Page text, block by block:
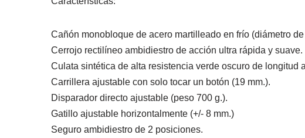
Cañón monobloque de acero martilleado en frío (diámetro
Cerrojo rectilíneo ambidiestro de acción ultra rápida y suave.
Culata sintética de alta resistencia verde oscuro de longitud
Carrillera ajustable con solo tocar un botón (19 mm.).
Disparador directo ajustable (peso 700 g.).
Gatillo ajustable horizontalmente (+/- 8 mm.)
Seguro ambidiestro de 2 posiciones.